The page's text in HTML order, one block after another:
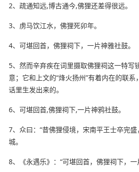
2、疏通知远,博古通今,佛狸还差得很远。
3、虏马饮江水，佛狸死卯年。
4、可堪回首，佛狸祠下，一片神雅社鼓。
5、然而辛弃疾在词里摄取佛狸祠这一特写
意；它和上文的“烽火扬州”有着内在的联系
话里生发出来的。
6、可堪回首,佛狸祠下,一片神鸦社鼓。
7、众曰：“昔佛狸侵境，宋南平王士卒完
城。
8、《永遇乐》：“可堪回首，佛狸祠下，一